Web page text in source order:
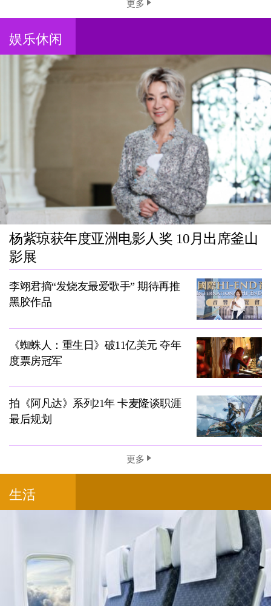
更多
娱乐休闲
杨紫琼获年度亚洲电影人奖 10月出席釜山
影展
李翊君摘“发烧友最爱歌手” 期待再推
黑胶作品
《蜘蛛人：重生日》破11亿美元 夺年
度票房冠军
拍《阿凡达》系列21年 卡麦隆谈职涯
最后规划
更多
生活